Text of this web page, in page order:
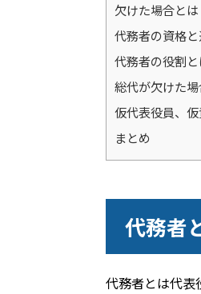
欠けた場合とは
代務者の資格
代務者の役割と
総代が欠けた
仮代表役員、
まとめ
代務者
代務者とは代表